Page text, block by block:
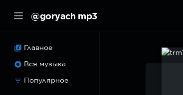
@goryach mp3
Главное
Вся музыка
Популярное